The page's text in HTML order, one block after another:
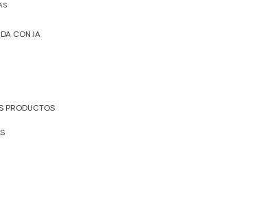
CON IA
PRODUCTOS